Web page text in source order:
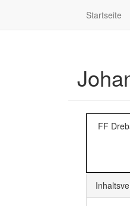
Startseite
FF